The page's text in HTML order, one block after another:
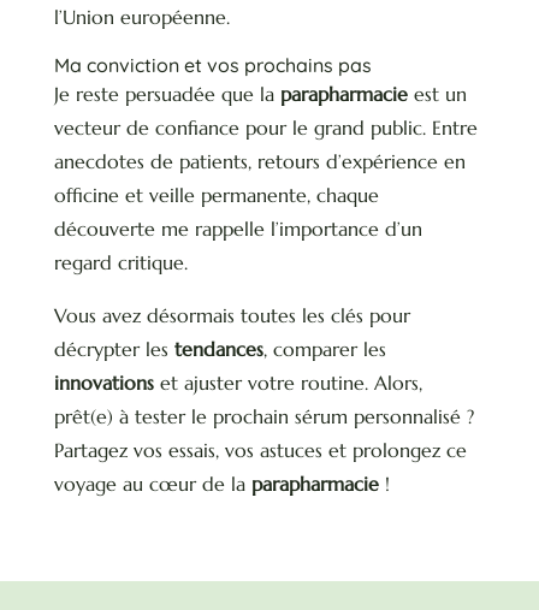
l’Union européenne.
Ma conviction et vos prochains pas
Je reste persuadée que la parapharmacieest un
vecteur de confiance pour le grand public. Entre
anecdotes de patients, retours d’expérience en
officine et veille permanente, chaque
découverte me rappelle l’importance d’un
regard critique.
Vous avez désormais toutes les clés pour
décrypter les tendances, comparer les
innovationset ajuster votre routine. Alors,
prêt(e) à tester le prochain sérum personnalisé ?
Partagez vos essais, vos astuces et prolongez ce
voyage au cœur de la parapharmacie!